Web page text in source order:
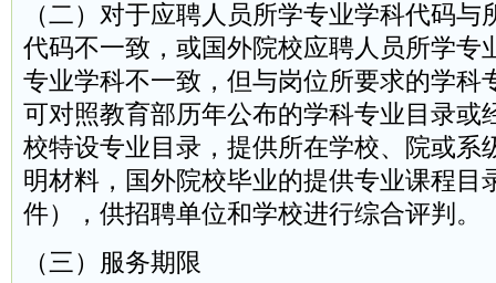
（二）对于应聘人员所学专业学科代码
代码不一致，或国外院校应聘人员所学专
专业学科不一致，但与岗位所要求的学科
可对照教育部历年公布的学科专业目录或
校特设专业目录，提供所在学校、院或系
明材料，国外院校毕业的提供专业课程目
件），供招聘单位和学校进行综合评判。
（三）服务期限